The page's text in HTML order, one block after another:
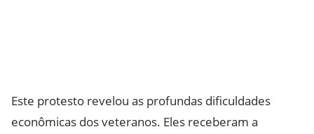
Este protesto revelou as profundas dificuldades
econômicas dos veteranos. Eles receberam a